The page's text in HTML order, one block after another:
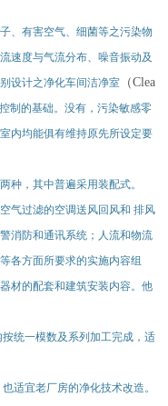
、有害空气、细菌等之污染物
速度与气流分布、噪音振动及
设计之净化车间洁净室 （Clea
制的基础。没有，污染敏感零
内均能俱有维持原先所设定要
，其中普遍采用装配式。
过滤的空调送风回风和 排风
消防和通讯系统；人流和物流
各方面所要求的实施内容组
材的配套和建筑安装内容。他
统一模数及系列加工完成，适
适宜老厂房的净化技术改造。